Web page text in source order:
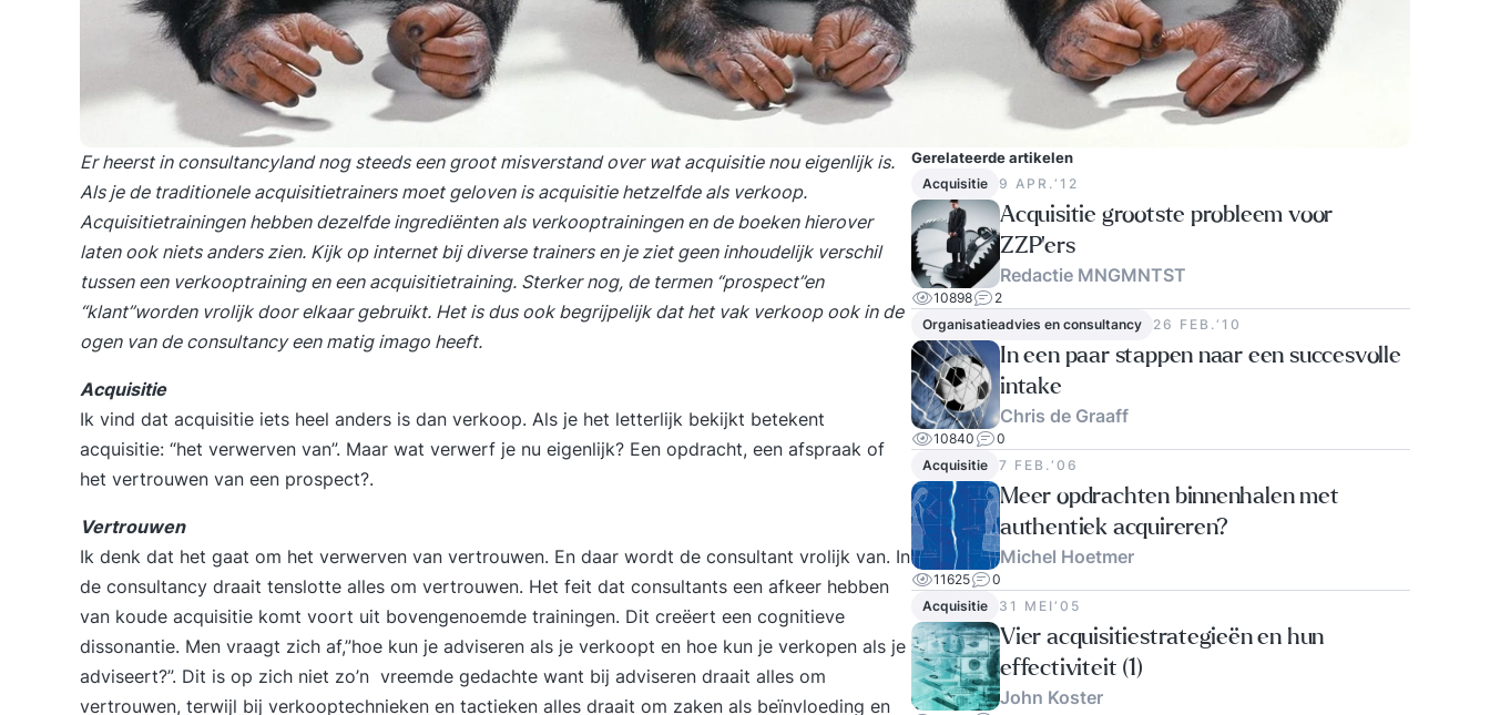
Er heerst in consultancyland nog steeds een groot misverstand over wat acquisitienou eigenlijk is.
Als je de traditionele acquisitietrainers moet geloven is acquisitie hetzelfde als verkoop.
Acquisitietrainingen hebben dezelfde ingrediënten als verkooptrainingen en de boeken hierover
laten ook niets anders zien. Kijk op internet bij diverse trainers en je ziet geen inhoudelijk verschil
tussen een verkooptraining en een acquisitietraining. Sterker nog, de termen “prospect”en
“klant”worden vrolijk door elkaar gebruikt. Het is dus ook begrijpelijk dat het vak verkoop ook in de
ogen van de consultancy een matig imago heeft.
Acquisitie
Ik vind dat acquisitie iets heel anders is dan verkoop. Als je het letterlijk bekijkt betekent
acquisitie: “het verwerven van”. Maar wat verwerf je nu eigenlijk? Een opdracht, een afspraak of
het vertrouwen van een prospect?.
Vertrouwen
Ik denk dat het gaat om het verwerven van vertrouwen. En daar wordt de consultant vrolijk van. In
de consultancy draait tenslotte alles om vertrouwen. Het feit dat consultants een afkeer hebben
van koude acquisitie komt voort uit bovengenoemde trainingen. Dit creëert een cognitieve
dissonantie. Men vraagt zich af,”hoe kun je adviseren als je verkoopt en hoe kun je verkopen als je
adviseert?”. Dit is op zich niet zo’n vreemde gedachte want bij adviseren draait alles om
vertrouwen, terwijl bij verkooptechnieken en tactieken alles draait om zaken als beïnvloeding en
Gerelateerde artikelen
Acquisitie 9 APR.‘12
Acquisitie grootste probleem voor
ZZP’ers
Redactie MNGMNTST
10898
2
Organisatieadvies en consultancy
26 FEB.‘10
In een paar stappen naar een succesvolle
intake
Chris de Graaff
10840
0
Acquisitie
7 FEB.‘06
Meer opdrachten binnenhalen met
authentiek acquireren?
Michel Hoetmer
11625
0
Acquisitie
31 MEI‘05
Vier acquisitiestrategieën en hun
effectiviteit (1)
John Koster